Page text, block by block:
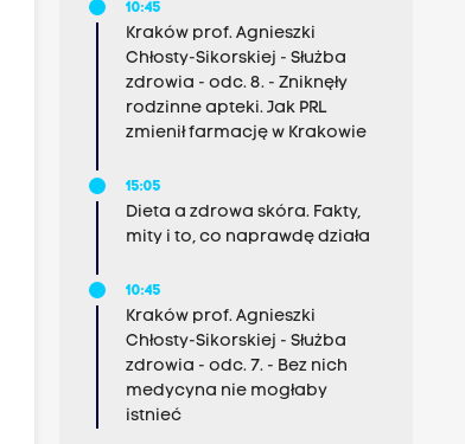
10:45
Kraków prof. Agnieszki
Chłosty-Sikorskiej - Służba
zdrowia - odc. 8. - Zniknęły
rodzinne apteki. Jak PRL
zmienił farmację w Krakowie
15:05
Dieta a zdrowa skóra. Fakty,
mity i to, co naprawdę działa
10:45
Kraków prof. Agnieszki
Chłosty-Sikorskiej - Służba
zdrowia - odc. 7. - Bez nich
medycyna nie mogłaby
istnieć